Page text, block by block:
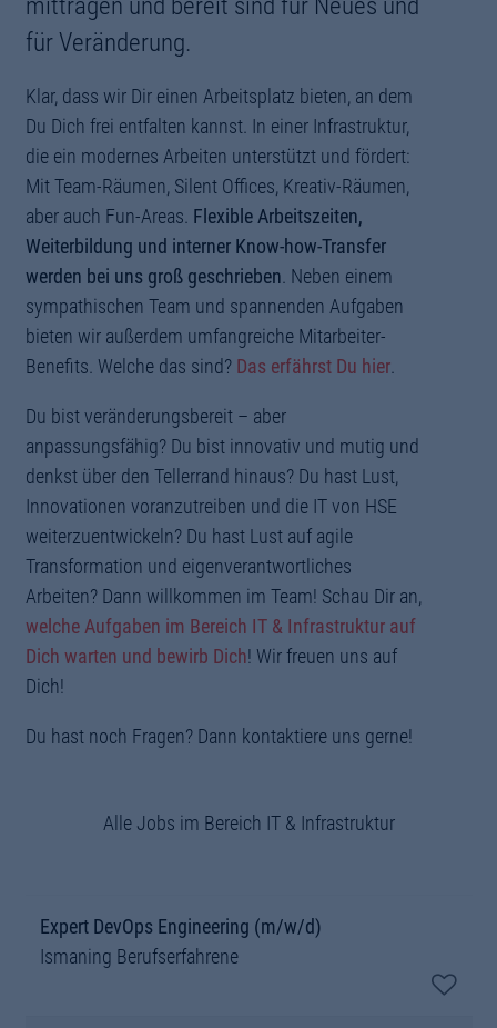
Anwendung. AlsDevOps-Engineerentwickelst Du
unsere Deployment-Plattform zur Erreichung von
Standards weiter. Mehr Qualität und Effizienz in
unseren Prozessen sind auch Dein Verdienst!
Management und anderen Interessengruppen
zusammen und vermittelst zwischen diesen. Dein
Spring (Core, MVC, Batch, Cloud, Boot ),
JPA/HibernateundTomcatund Kenntnisse in
Enterprise Integration-Methoden (zum Beispiel
Kafka, Apache Cameloder Spring Integration
sowie Deine Kenntnisse im Webtechnologie-
Umfeld (HTML5, CSS3, JavaScript, REST, JSON,
SOAPundXML) sind das Rüstzeug, unsere
ganzheitliche Architekturvision
weiterzuentwickeln. Auch Deine Erfahrung mit
aktuellen Ansätzen und Technologien in der
modernen Web-Entwicklung (zum Beispiel
Microservices, Docker, Cloud, Continuous
Integration, Continuous Delivery) sowie Deine
Offenheit für innovative Konzepte sind gefragt!
mittragen und bereit sind für Neues und
für Veränderung.
Klar, dass wir Dir einen Arbeitsplatz bieten, an dem
Du Dich frei entfalten kannst. In einer Infrastruktur,
die ein modernes Arbeiten unterstützt und fördert:
Mit Team-Räumen, Silent Offices, Kreativ-Räumen,
aber auch Fun-Areas. Flexible Arbeitszeiten,
Weiterbildung und interner Know-how-Transfer
werden bei uns groß geschrieben. Neben einem
sympathischen Team und spannenden Aufgaben
bieten wir außerdem umfangreiche Mitarbeiter-
Benefits. Welche das sind? Das erfährst Du hier.
Du bist veränderungsbereit – aber
anpassungsfähig? Du bist innovativ und mutig und
denkst über den Tellerrand hinaus? Du hast Lust,
Innovationen voranzutreiben und die IT von HSE
weiterzuentwickeln? Du hast Lust auf agile
Transformation und eigenverantwortliches
Arbeiten? Dann willkommen im Team! Schau Dir an,
welche Aufgaben im Bereich IT & Infrastruktur auf
Dich warten und bewirb Dich! Wir freuen uns auf
Dich!
Du hast noch Fragen? Dann kontaktiere uns gerne!
Alle Jobs im Bereich IT & Infrastruktur
Expert DevOps Engineering (m/w/d)
Ismaning Berufserfahrene